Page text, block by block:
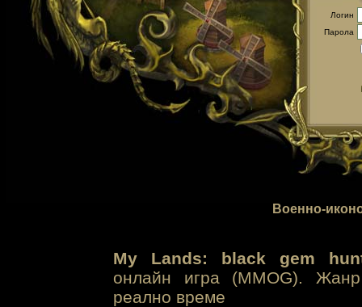
Логин
Парола
Военно-
My Lands: black gem
онлайн игра (MMOG).
реално време